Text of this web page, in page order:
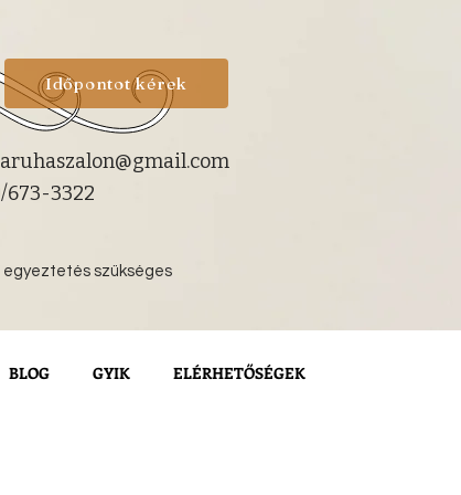
673-3322
egyeztetés szükséges
Időpontot kérek
BLOG GYIK ELÉRHETŐSÉGEK